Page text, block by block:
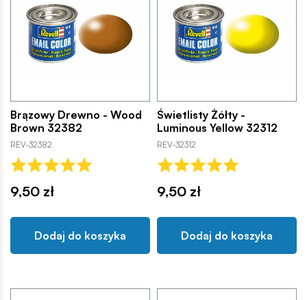
Brązowy Drewno - Wood
Brown 32382
REV-32382
9,50 zł
Dodaj do koszyka
Świetlisty Żółty -
Luminous Yellow 32312
REV-32312
9,50 zł
Dodaj do koszyka